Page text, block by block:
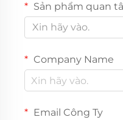
Sản phẩm quan
Xin hãy vào.
Company Name
Email Công Ty